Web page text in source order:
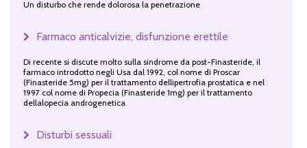
Un disturbo che rende dolorosa la penetrazione
Farmaco anticalvizie, disfunzione erettile
Di recente si discute molto sulla sindrome da post-Finasteride, il
farmaco introdotto negli Usa dal 1992, col nome di Proscar
(Finasteride 5mg) per il trattamento dellipertrofia prostatica e nel
1997 col nome di Propecia (Finasteride 1mg) per il trattamento
dellalopecia androgenetica
Disturbi sessuali